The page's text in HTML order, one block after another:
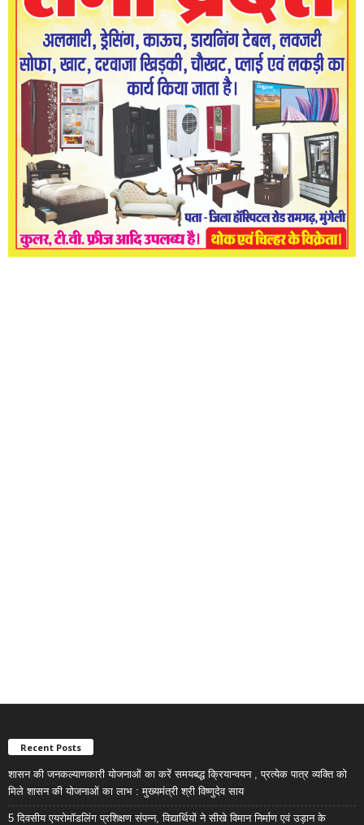
Recent Posts
शासन की जनकल्याणकारी योजनाओं का करें समयबद्ध क्रियान्वयन , प्रत्येक पात्र व्यक्ति को
मिले शासन की योजनाओं का लाभ : मुख्यमंत्री श्री विष्णुदेव साय
5 दिवसीय एयरोमॉडलिंग प्रशिक्षण संपन्न, विद्यार्थियों ने सीखे विमान निर्माण एवं उड़ान के